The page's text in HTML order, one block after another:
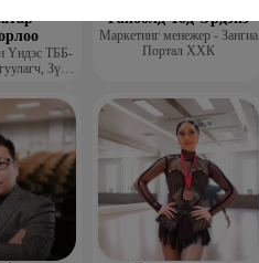
Үндэс ТББ-
Зүрх
ажилтан,
багш
Ганболд Тод-Эрдэнэ
Маркетинг менежер - Зангиа
Портал ХХК